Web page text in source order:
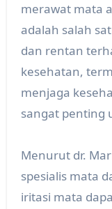
merawat mata
adalah salah
dan rentan
kesehatan,
menjaga
sangat penting
Menurut dr.
spesialis mata
iritasi mata